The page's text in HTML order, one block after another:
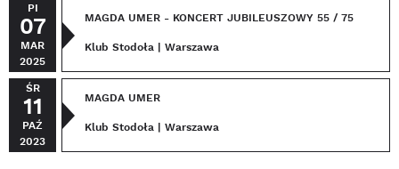
PI
07
MAR
2025
MAGDA UMER - KONCERT JUBILEUSZOWY 55 / 75
Klub Stodoła | Warszawa
ŚR
11
PAŹ
2023
MAGDA UMER
Klub Stodoła | Warszawa